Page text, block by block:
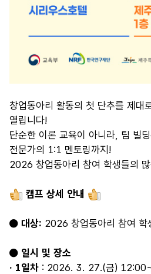
창업동아리 활동의 첫 단추를 제대
열립니다!
단순한 이론 교육이 아니라, 팀 빌
전문가의 1:1 멘토링까지!
2026 창업동아리 참여 학생들의
캠프 상세 안내
● 대상: 2026 창업동아리 참여 학
● 일시 및 장소
· 1일차 : 2026. 3. 27.(금)